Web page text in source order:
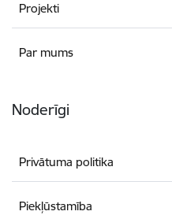
Projekti
Par mums
Noderīgi
Privātuma politika
Piekļūstamība